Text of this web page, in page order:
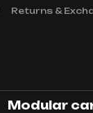
Returns &
Modular